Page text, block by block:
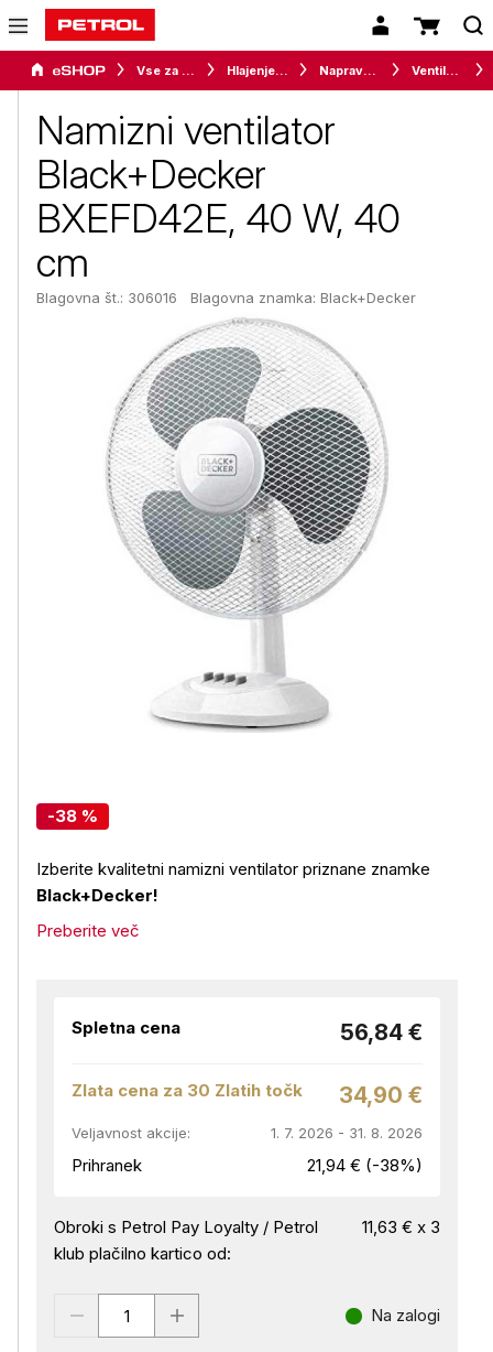
Vse za dom Hlajenje in gretje Naprave za ugodno bivalno klimo Ventilatorji
Namizni ventilator
Black+Decker
BXEFD42E, 40 W, 40
cm
Blagovna št.: 306016 Blagovna znamka: Black+Decker
-38 %
Izberite kvalitetni namizni ventilator priznane znamke
Black+Decker!
Preberite več
Spletna cena 56,84 €
Zlata cena za 30 Zlatih točk 34,90 €
Veljavnost akcije: 1. 7. 2026 - 31. 8. 2026
Prihranek 21,94 € (-38%)
Obroki s Petrol Pay Loyalty / Petrol
klub plačilno kartico od:
11,63 € x 3
Na zalogi